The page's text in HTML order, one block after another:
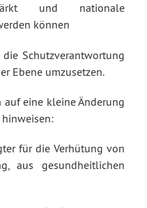
und nationale
können
Schutzverantwortung
Ebene umzusetzen.
eine kleine Änderung
für die Verhütung von
aus gesundheitlichen